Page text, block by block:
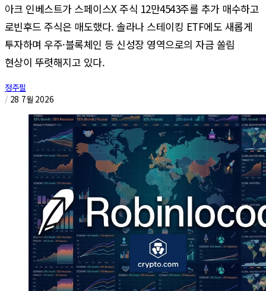
아크 인베스트가 스페이스X 주식 12만4543주를 추가 매수하고
로빈후드 주식은 매도했다. 솔라나 스테이킹 ETF에도 새롭게
투자하며 우주·블록체인 등 신성장 영역으로의 자금 쏠림
현상이 뚜렷해지고 있다.
정주필
/ 28 7월 2026